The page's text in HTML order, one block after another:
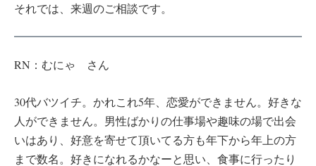
それでは、来週のご相談です。
RN：むにゃ さん
30代バツイチ。かれこれ5年、恋愛ができません。好きな
人ができません。男性ばかりの仕事場や趣味の場で出会
いはあり、好意を寄せて頂いてる方も年下から年上の方
まで数名。好きになれるかなーと思い、食事に行ったり